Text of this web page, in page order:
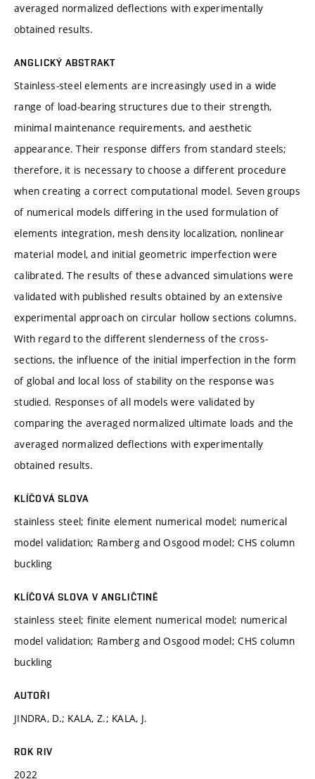
averaged normalized deflections with experimentally
obtained results.
ANGLICKÝ ABSTRAKT
Stainless-steel elements are increasingly used in a wide
range of load-bearing structures due to their strength,
minimal maintenance requirements, and aesthetic
appearance. Their response differs from standard steels;
therefore, it is necessary to choose a different procedure
when creating a correct computational model. Seven groups
of numerical models differing in the used formulation of
elements integration, mesh density localization, nonlinear
material model, and initial geometric imperfection were
calibrated. The results of these advanced simulations were
validated with published results obtained by an extensive
experimental approach on circular hollow sections columns.
With regard to the different slenderness of the cross-
sections, the influence of the initial imperfection in the form
of global and local loss of stability on the response was
studied. Responses of all models were validated by
comparing the averaged normalized ultimate loads and the
averaged normalized deflections with experimentally
obtained results.
KLÍČOVÁ SLOVA
stainless steel; finite element numerical model; numerical
model validation; Ramberg and Osgood model; CHS column
buckling
KLÍČOVÁ SLOVA V ANGLIČTINĚ
stainless steel; finite element numerical model; numerical
model validation; Ramberg and Osgood model; CHS column
buckling
AUTOŘI
JINDRA, D.; KALA, Z.; KALA, J.
ROK RIV
2022